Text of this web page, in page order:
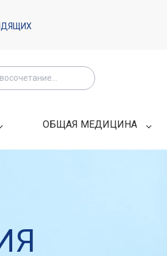
ОБЩАЯ МЕДИЦИНА